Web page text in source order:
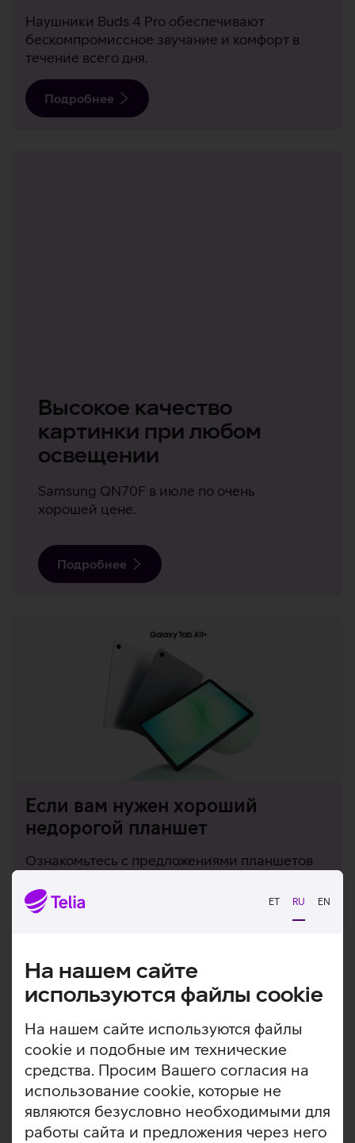
ET RU EN
На нашем сайте
используются файлы cookie
На нашем сайте используются файлы
cookie и подобные им технические
средства. Просим Вашего согласия на
использование cookie, которые не
являются безусловно необходимыми для
работы сайта и предложения через него
Наушники Buds 4 Pro обеспечивают
бескомпромиссное звучание и комфорт в
течение всего дня.
Подробнее
Высокое качество
картинки при любом
освещении
Samsung QN70F в июле по очень
хорошей цене.
Подробнее
Если вам нужен хороший
недорогой планшет
Ознакомьтесь с предложениями планшетов